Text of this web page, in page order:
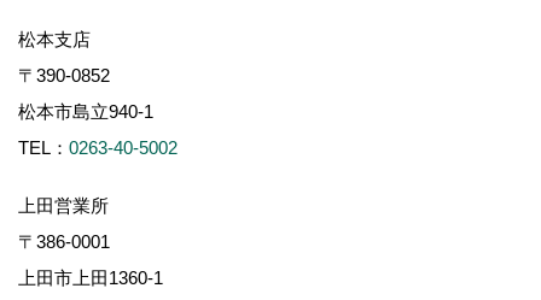
松本支店
〒390-0852
松本市島立940-1
TEL： 0263-40-5002
上田営業所
〒386-0001
上田市上田1360-1